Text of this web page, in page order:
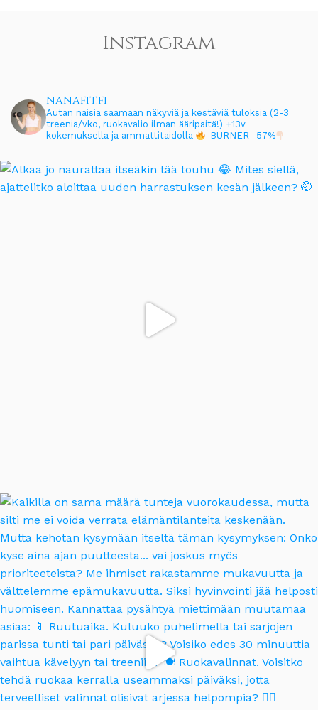
Instagram
nanafit.fi
Autan naisia saamaan näkyviä ja kestäviä tuloksia (2-3
treeniä/vko, ruokavalio ilman ääripäitä!) +13v
kokemuksella ja ammattitaidolla
BURNER -57%